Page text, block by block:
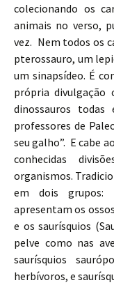
colecionando os
animais no verso,
vez. Nem todos os
pterossauro, um
um sinapsídeo. É
própria divulgação
dinossauros todas
professores de
seu galho”. E cabe
conhecidas
organismos.
em dois grupos:
apresentam os
e os saurísquios
pelve como nas
saurísquios
herbívoros, e